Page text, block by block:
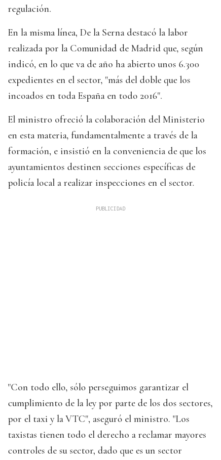
regulación.
En la misma línea, De la Serna destacó la labor
realizada por la Comunidad de Madrid que, según
indicó, en lo que va de año ha abierto unos 6.300
expedientes en el sector, "más del doble que los
incoados en toda España en todo 2016".
El ministro ofreció la colaboración del Ministerio
en esta materia, fundamentalmente a través de la
formación, e insistió en la conveniencia de que los
ayuntamientos destinen secciones específicas de
policía local a realizar inspecciones en el sector.
"Con todo ello, sólo perseguimos garantizar el
cumplimiento de la ley por parte de los dos sectores,
por el taxi y la VTC", aseguró el ministro. "Los
taxistas tienen todo el derecho a reclamar mayores
controles de su sector, dado que es un sector